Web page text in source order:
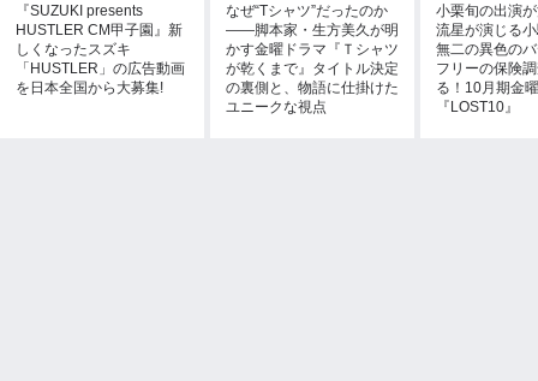
『SUZUKI presents
HUSTLER CM甲子園』新
しくなったスズキ
「HUSTLER」の広告動画
を日本全国から大募集!
なぜ“Tシャツ”だったのか
――脚本家・生方美久が明
かす金曜ドラマ『Ｔシャツ
が乾くまで』タイトル決定
の裏側と、物語に仕掛けた
ユニークな視点
小栗旬の出演
流星が演じる
無二の異色の
フリーの保険
る！10月期金
『LOST10』